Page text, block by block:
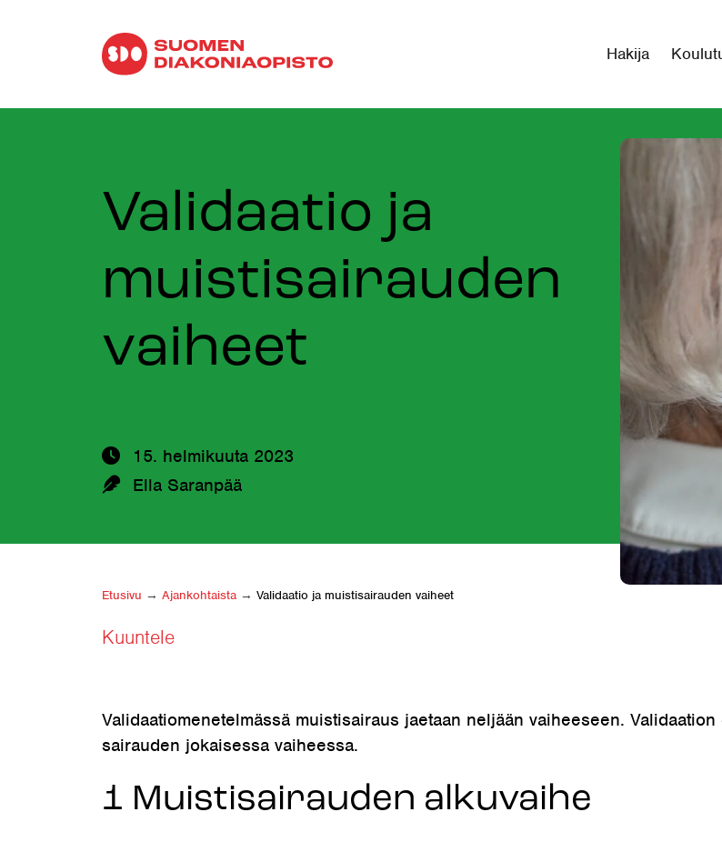
Hakija
Validaatio ja
muistisairauden
vaiheet
15. helmikuuta 2023
Kirjoittaja:
Ella Saranpää
Etusivu → Ajankohtaista → Validaatio ja muistisairauden vaiheet
Kuuntele
Validaatiomenetelmässä muistisairaus jaetaan neljään vaiheeseen.
sairauden jokaisessa vaiheessa.
1 Muistisairauden alkuvaihe